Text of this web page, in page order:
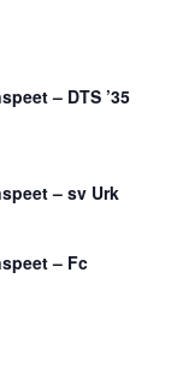
– DTS ’35
– sv Urk
– Fc